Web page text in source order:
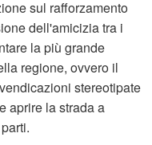
sul rafforzamento
dell'amicizia tra i
la più grande
regione, ovvero il
stereotipate
aprire la strada a